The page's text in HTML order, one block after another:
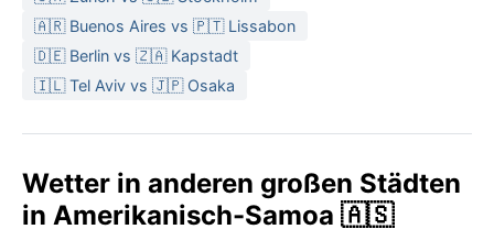
🇦🇷 Buenos Aires vs 🇵🇹 Lissabon
🇩🇪 Berlin vs 🇿🇦 Kapstadt
🇮🇱 Tel Aviv vs 🇯🇵 Osaka
Wetter in anderen großen Städten
in Amerikanisch-Samoa 🇦🇸